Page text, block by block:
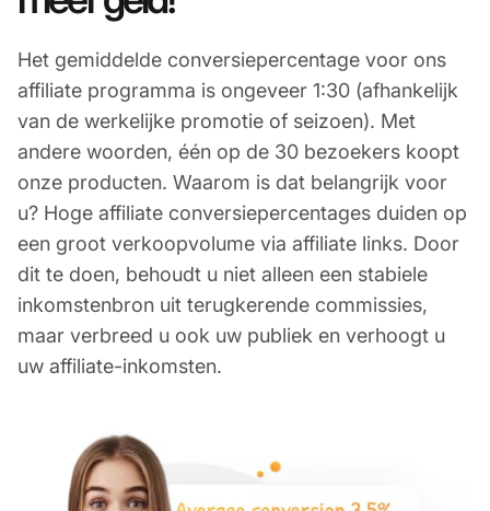
Het gemiddelde conversiepercentage voor ons
affiliate programma is ongeveer 1:30 (afhankelijk
van de werkelijke promotie of seizoen). Met
andere woorden, één op de 30 bezoekers koopt
onze producten. Waarom is dat belangrijk voor
u? Hoge affiliate conversiepercentages duiden op
een groot verkoopvolume via affiliate links. Door
dit te doen, behoudt u niet alleen een stabiele
inkomstenbron uit terugkerende commissies,
maar verbreed u ook uw publiek en verhoogt u
uw affiliate-inkomsten.